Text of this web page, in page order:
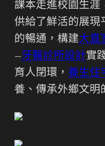
課本走進校園生涯
供給了鮮活的展現
的暢通，構建大直
—牙醫診所設計實
育人閉環， 養生住
養、傳承外鄉文明